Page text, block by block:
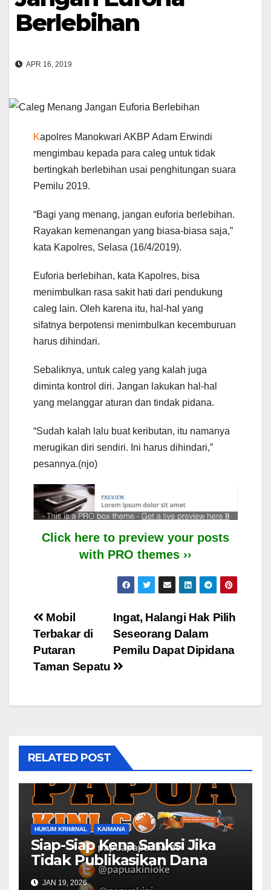
Berlebihan
APR 16, 2019
Kapolres Manokwari AKBP Adam Erwindi
mengimbau kepada para caleg untuk tidak
bertingkah berlebihan usai penghitungan suara
Pemilu 2019.
“Bagi yang menang, jangan euforia berlebihan.
Rayakan kemenangan yang biasa-biasa saja,”
kata Kapolres, Selasa (16/4/2019).
Euforia berlebihan, kata Kapolres, bisa
menimbulkan rasa sakit hati dari pendukung
caleg lain. Oleh karena itu, hal-hal yang
sifatnya berpotensi menimbulkan kecemburuan
harus dihindari.
Sebaliknya, untuk caleg yang kalah juga
diminta kontrol diri. Jangan lakukan hal-hal
yang melanggar aturan dan tindak pidana.
“Sudah kalah lalu buat keributan, itu namanya
merugikan diri sendiri. Ini harus dihindari,”
pesannya.(njo)
Click here to preview your posts
with PRO themes ››
Post
navigation
Ingat, Halangi Hak Pilih
Seseorang Dalam
Pemilu Dapat Dipidana
Mobil
Terbakar di
Putaran
Taman Sepatu
RELATED POST
HUKUM KRIMINAL KAIMANA
Siap-Siap Kena Sanksi Jika
Tidak Publikasikan Dana
Desa
JAN 19, 2026